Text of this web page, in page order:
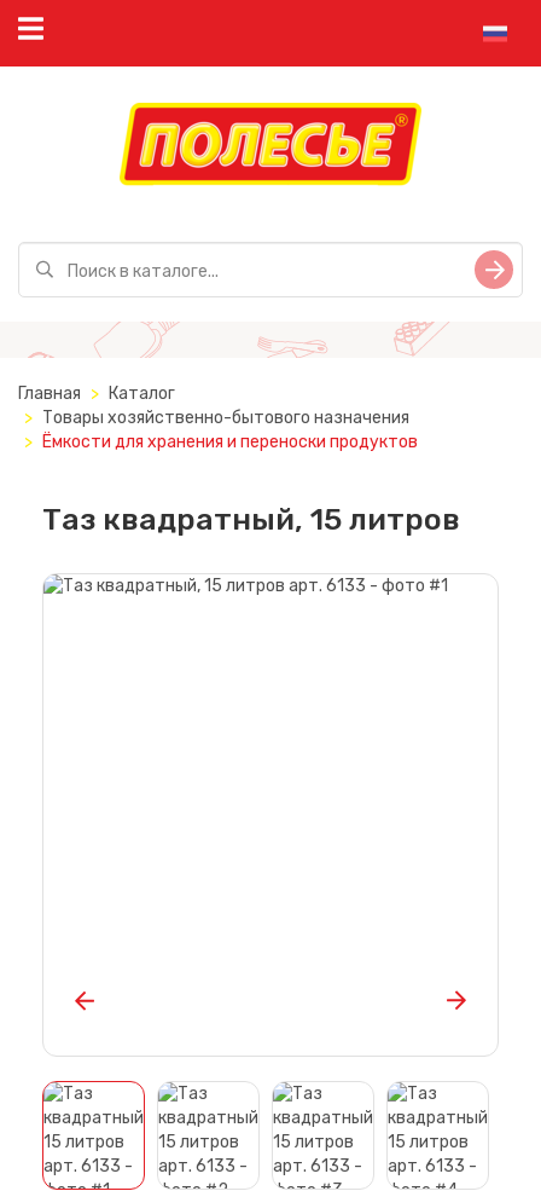
Главная
Каталог
Товары хозяйственно-бытового назначения
Ёмкости для хранения и переноски продуктов
Таз квадратный, 15 литров